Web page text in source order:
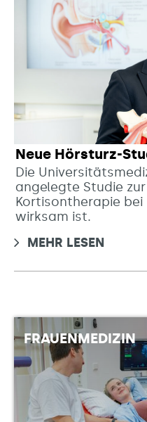
Neue Hörsturz-
Die
angelegte Studie
Kortisontherapie
wirksam ist.
MEHR LESEN
FRAUENMEDIZIN